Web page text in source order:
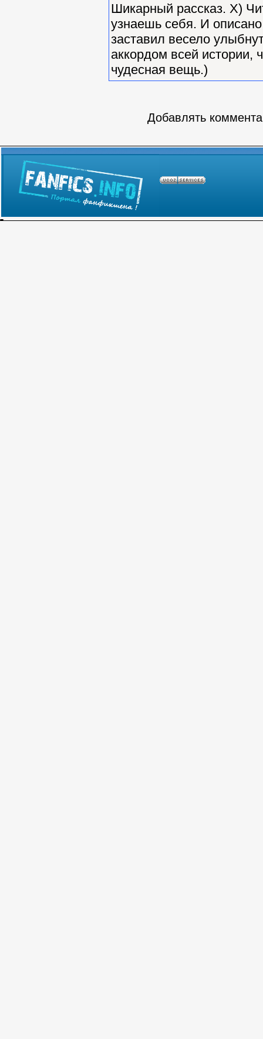
Шикарный рассказ. Х)
узнаешь себя. И
заставил весело
аккордом всей истории,
чудесная вещь.)
Добавлять